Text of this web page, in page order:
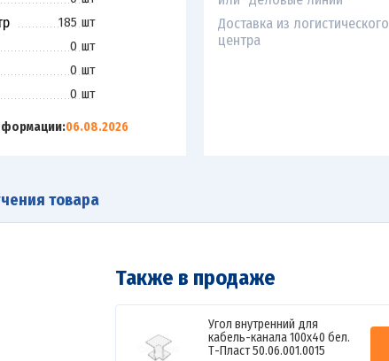
185 шт
0 шт
0 шт
0 шт
06.08.2026
Доставка из логистического
центра
товара
Также в продаже
Угол внутренний для
кабель-канала 100х40 бел.
Т-Пласт 50.06.001.0015